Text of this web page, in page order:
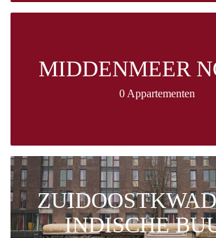
MIDDENMEER
0 Appartementen
INDISCHE